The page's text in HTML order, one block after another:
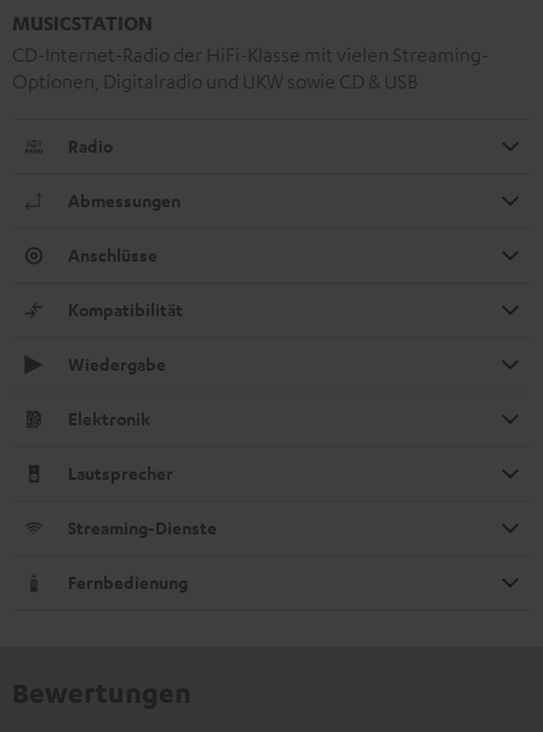
MUSICSTATION
CD-Internet-Radio der HiFi-Klasse mit vielen Streaming-
Optionen, Digitalradio und UKW sowie CD & USB
Radio
Abmessungen
Anschlüsse
Kompatibilität
Wiedergabe
Elektronik
Lautsprecher
Streaming-Dienste
Fernbedienung